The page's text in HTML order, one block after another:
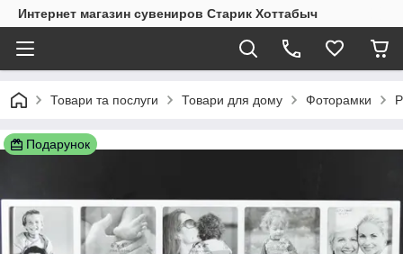
Интернет магазин сувениров Старик Хоттабыч
Товари та послуги Товари для дому Фоторамки
Подарунок